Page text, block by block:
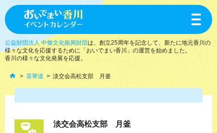
toggle
公益財団法人 中條文化振興財団は、創立25周年を記念して、新たに地元香川の
様々な文化を応援するために「おいでまい香川」の運営を始めました。
香川の様々な文化発展を応援。
茶華道 淡交会高松支部 月釜
淡交会高松支部 月釜